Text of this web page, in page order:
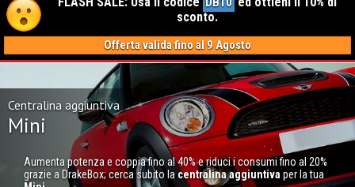
sconto.
Offerta valida fino al 9 Agosto
Centralina aggiuntiva
Mini
Aumenta potenza e coppia fino al 40% e riduci i consumi fino al 20%
grazie a DrakeBox; cerca subito lacentralina aggiuntiva per la tua